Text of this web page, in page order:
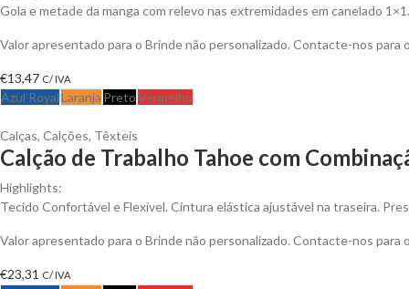
Gola e metade da manga com relevo nas extremidades em canelado 1×1.
Valor apresentado para o Brinde não personalizado. Contacte-nos
€13,47 C/ IVA
Azul RoyalLaranja PretoVermelho
Calças, Calções, Têxteis
Calção de Trabalho Tahoe com
Highlights:
Tecido Confortável e Flexível. Cintura elástica ajustável na traseira.
Valor apresentado para o Brinde não personalizado. Contacte-nos
€23,31 C/ IVA